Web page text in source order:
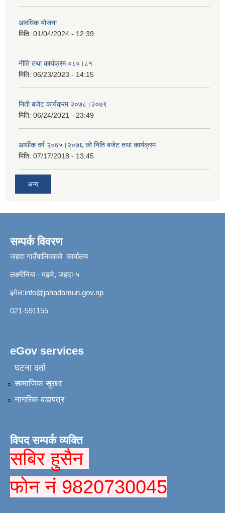
आवधिक योजना
मिति: 01/04/2024 - 12:39
नीति तथा कार्यक्रम ०८०।८१
मिति: 06/23/2023 - 14:15
निती बजेट कार्यक्रम २०७८।२०७९
मिति: 06/24/2021 - 23:49
आर्थीक वर्ष २०७५।२०७६ को निति बजेट तथा कार्यक्रम
मिति: 07/17/2018 - 13:45
अन्य
सम्पर्क विवरण
जहदा गाउँपालिकाको कार्यालय
लक्ष्मीनिया - मझरे, जहदा-५
इमेल:info@jahadamun.gov.np
021-591155
eGov services
घटना दर्ता
सामाजिक सुरक्षा
नागरिक वडापत्र
विपद सम्पर्क व्यक्ति
सबिर हुसैन
फोन नं 9820730045